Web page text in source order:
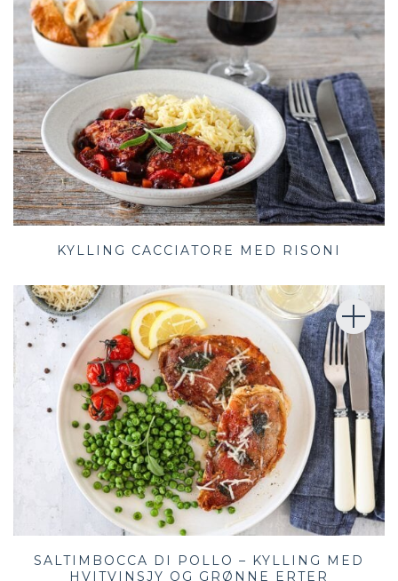
KYLLING CACCIATORE MED RISONI
SALTIMBOCCA DI POLLO – KYLLING MED
HVITVINSJY OG GRØNNE ERTER